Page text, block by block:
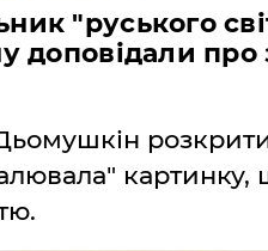
"руського
доповідали про
картинку,